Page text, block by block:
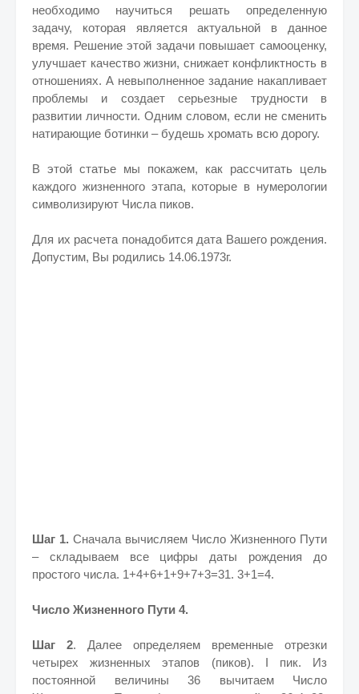
необходимо научиться решать определенную
задачу, которая является актуальной в данное
время. Решение этой задачи повышает самооценку,
улучшает качество жизни, снижает конфликтность в
отношениях. А невыполненное задание накапливает
проблемы и создает серьезные трудности в
развитии личности. Одним словом, если не сменить
натирающие ботинки – будешь хромать всю дорогу.
В этой статье мы покажем, как рассчитать цель
каждого жизненного этапа, которые в нумерологии
символизируют Числа пиков.
Для их расчета понадобится дата Вашего рождения.
Допустим, Вы родились 14.06.1973г.
Шаг 1. Сначала вычисляем Число Жизненного Пути
– складываем все цифры даты рождения до
простого числа. 1+4+6+1+9+7+3=31. 3+1=4.
Число Жизненного Пути 4.
Шаг 2. Далее определяем временные отрезки
четырех жизненных этапов (пиков). I пик. Из
постоянной величины 36 вычитаем Число